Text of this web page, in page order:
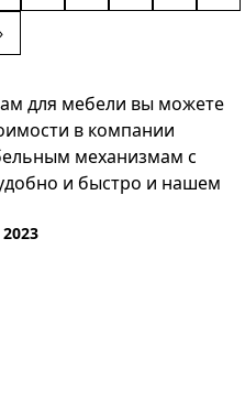
для мебели вы можете
в компании
механизмам с
и быстро и нашем